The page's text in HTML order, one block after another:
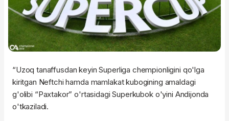
“Uzoq tanaffusdan keyin Superliga chempionligini qo'lga
kiritgan Neftchi hamda mamlakat kubogining amaldagi
g'olibi “Paxtakor” o'rtasidagi Superkubok o'yini Andijonda
o'tkaziladi.